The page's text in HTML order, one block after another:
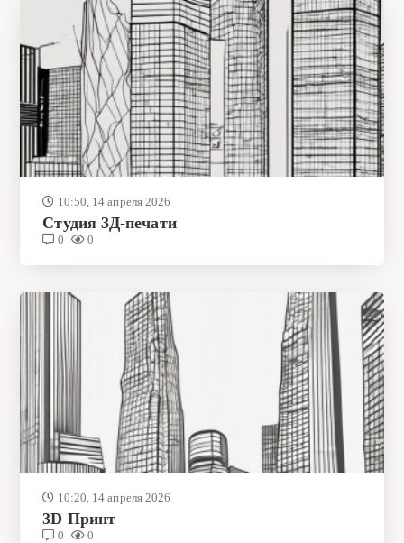
10:50, 14 апреля 2026
Студия 3Д-печати
0 0
10:20, 14 апреля 2026
3D Принт
0 0